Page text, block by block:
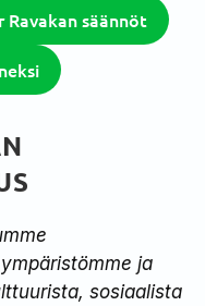
Ravakan säännöt
ja
sosiaalista